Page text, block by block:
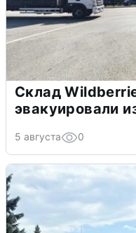
Склад
эвакуировали
5 августа 0